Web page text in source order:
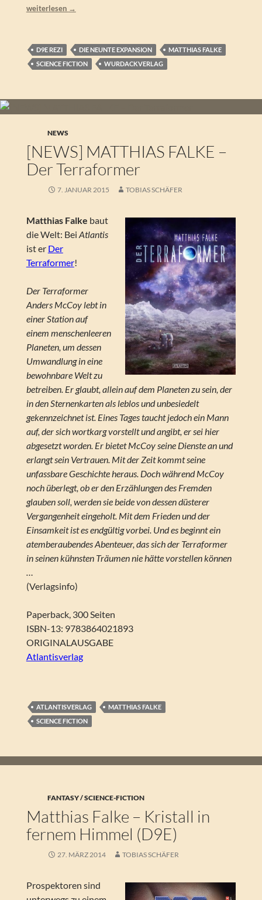
Matthias Falke – Agenten der Hondh (D9E)
weiterlesen →
D9E REZI DIE NEUNTE EXPANSION
MATTHIAS FALKE
SCIENCE FICTION
WURDACKVERLAG
NEWS
[NEWS] MATTHIAS FALKE –
Der Terraformer
7. JANUAR 2015 TOBIAS SCHÄFER
Matthias Falke baut
die Welt: Bei Atlantis
ist er Der
Terraformer!
Der Terraformer
Anders McCoy lebt in
einer Station auf
einem menschenleeren
Planeten, um dessen
Umwandlung in eine
bewohnbare Welt zu
betreiben. Er glaubt, allein auf dem Planeten zu sein, der
in den Sternenkarten als leblos und unbesiedelt
gekennzeichnet ist. Eines Tages taucht jedoch ein Mann
auf, der sich wortkarg vorstellt und angibt, er sei hier
abgesetzt worden. Er bietet McCoy seine Dienste an und
erlangt sein Vertrauen. Mit der Zeit kommt seine
unfassbare Geschichte heraus. Doch während McCoy
noch überlegt, ob er den Erzählungen des Fremden
glauben soll, werden sie beide von dessen düsterer
Vergangenheit eingeholt. Mit dem Frieden und der
Einsamkeit ist es endgültig vorbei. Und es beginnt ein
atemberaubendes Abenteuer, das sich der Terraformer
in seinen kühnsten Träumen nie hätte vorstellen können
…
(Verlagsinfo)
Paperback, 300 Seiten
ISBN-13: 9783864021893
ORIGINALAUSGABE
Atlantisverlag
ATLANTISVERLAG
MATTHIAS FALKE
SCIENCE FICTION
FANTASY / SCIENCE-FICTION
Matthias Falke – Kristall in
fernem Himmel (D9E)
27. MÄRZ 2014 TOBIAS SCHÄFER
Prospektoren sind